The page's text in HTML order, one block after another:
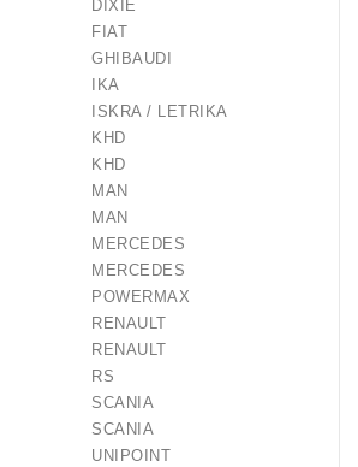
DIXIE
FIAT
GHIBAUDI
IKA
ISKRA / LETRIKA
KHD
KHD
MAN
MAN
MERCEDES
MERCEDES
POWERMAX
RENAULT
RENAULT
RS
SCANIA
SCANIA
UNIPOINT